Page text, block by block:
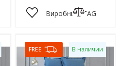
Виробник: TAG
FREE В наличии